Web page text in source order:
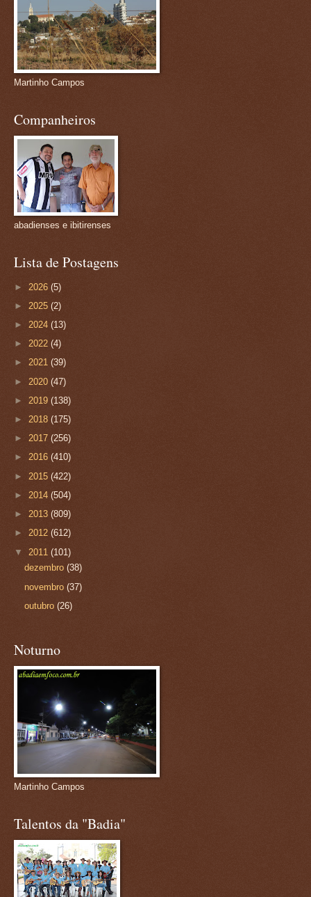
Martinho Campos
Companheiros
abadienses e ibitirenses
Lista de Postagens
► 2026 (5)
► 2025 (2)
► 2024 (13)
► 2022 (4)
► 2021 (39)
► 2020 (47)
► 2019 (138)
► 2018 (175)
► 2017 (256)
► 2016 (410)
► 2015 (422)
► 2014 (504)
► 2013 (809)
► 2012 (612)
▼ 2011 (101)
dezembro(38)
novembro(37)
outubro(26)
Noturno
Martinho Campos
Talentos da "Badia"